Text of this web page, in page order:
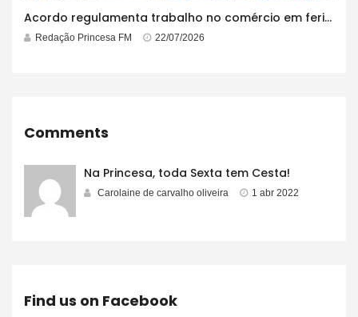
Acordo regulamenta trabalho no comércio em feriados
Redação Princesa FM 22/07/2026
Comments
Na Princesa, toda Sexta tem Cesta!
Carolaine de carvalho oliveira 1 abr 2022
Find us on Facebook